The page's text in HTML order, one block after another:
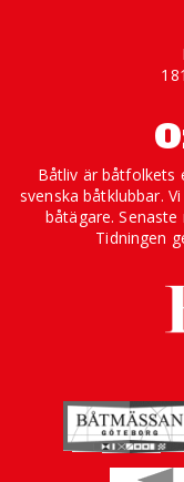
Båtliv är båtfolkets
svenska båtklubbar.
båtägare.
Tidningen